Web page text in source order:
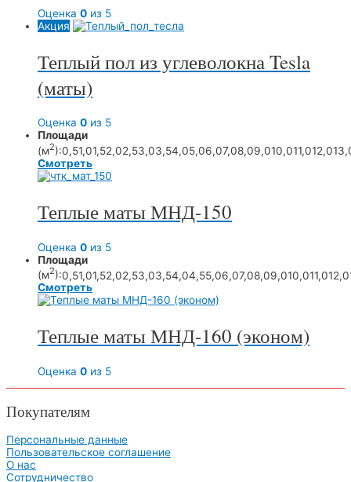
Оценка 0 из 5
Акция
Теплый пол из углеволокна Tesla
(маты)
Оценка 0 из 5
Площади
(м2):0,51,01,52,02,53,03,54,05,06,07,08,09,010,011,012,0
Смотреть
Теплые маты МНД-150
Оценка 0 из 5
Площади
(м2):0,51,01,52,02,53,03,54,04,55,06,07,08,09,010,011,012,0
Смотреть
Теплые маты МНД-160 (эконом)
Оценка 0 из 5
Покупателям
Персональные данные
Пользовательское соглашение
О нас
Сотрудничество